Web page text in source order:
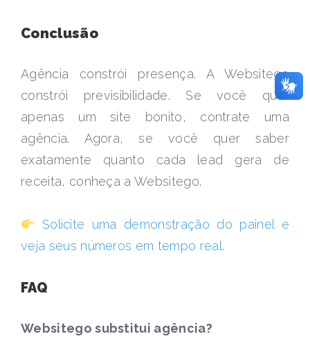
Conclusão
Agência constrói presença. A Websitego
constrói previsibilidade. Se você quer
apenas um site bonito, contrate uma
agência. Agora, se você quer saber
exatamente quanto cada lead gera de
receita, conheça a Websitego.
Solicite uma demonstração do painel e
veja seus números em tempo real.
FAQ
Websitego substitui agência?